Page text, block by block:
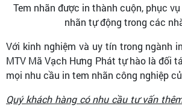
Tem nhãn được in thành cuộn, phục
nhãn tự động trong các
Với kinh nghiệm và uy tín trong ngành
MTV Mã Vạch Hưng Phát tự hào là đối
mọi nhu cầu in tem nhãn công nghiệp
Quý khách hàng có nhu cầu tư vấn